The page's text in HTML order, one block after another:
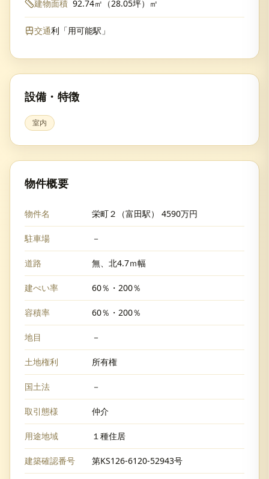
建物面積 92.74㎡（28.05坪）㎡
交通利「用可能駅」
設備・特徴
室内
物件概要
物件名 栄町２（富田駅） 4590万円
駐車場 －
道路 無、北4.7ｍ幅
建ぺい率 60％・200％
容積率 60％・200％
地目 －
土地権利 所有権
国土法 －
取引態様 仲介
用途地域 １種住居
建築確認番号 第KS126-6120-52943号